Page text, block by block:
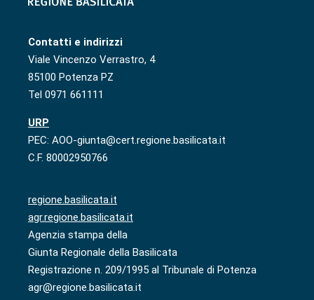
Contatti e indirizzi
Viale Vincenzo Verrastro, 4
85100 Potenza PZ
Tel 0971 661111
URP
PEC: AOO-giunta@cert.regione.basilicata.it
C.F. 80002950766
regione.basilicata.it
agr.regione.basilicata.it
Agenzia stampa della
Giunta Regionale della Basilicata
Registrazione n. 209/1995 al Tribunale di Potenza
agr@regione.basilicata.it